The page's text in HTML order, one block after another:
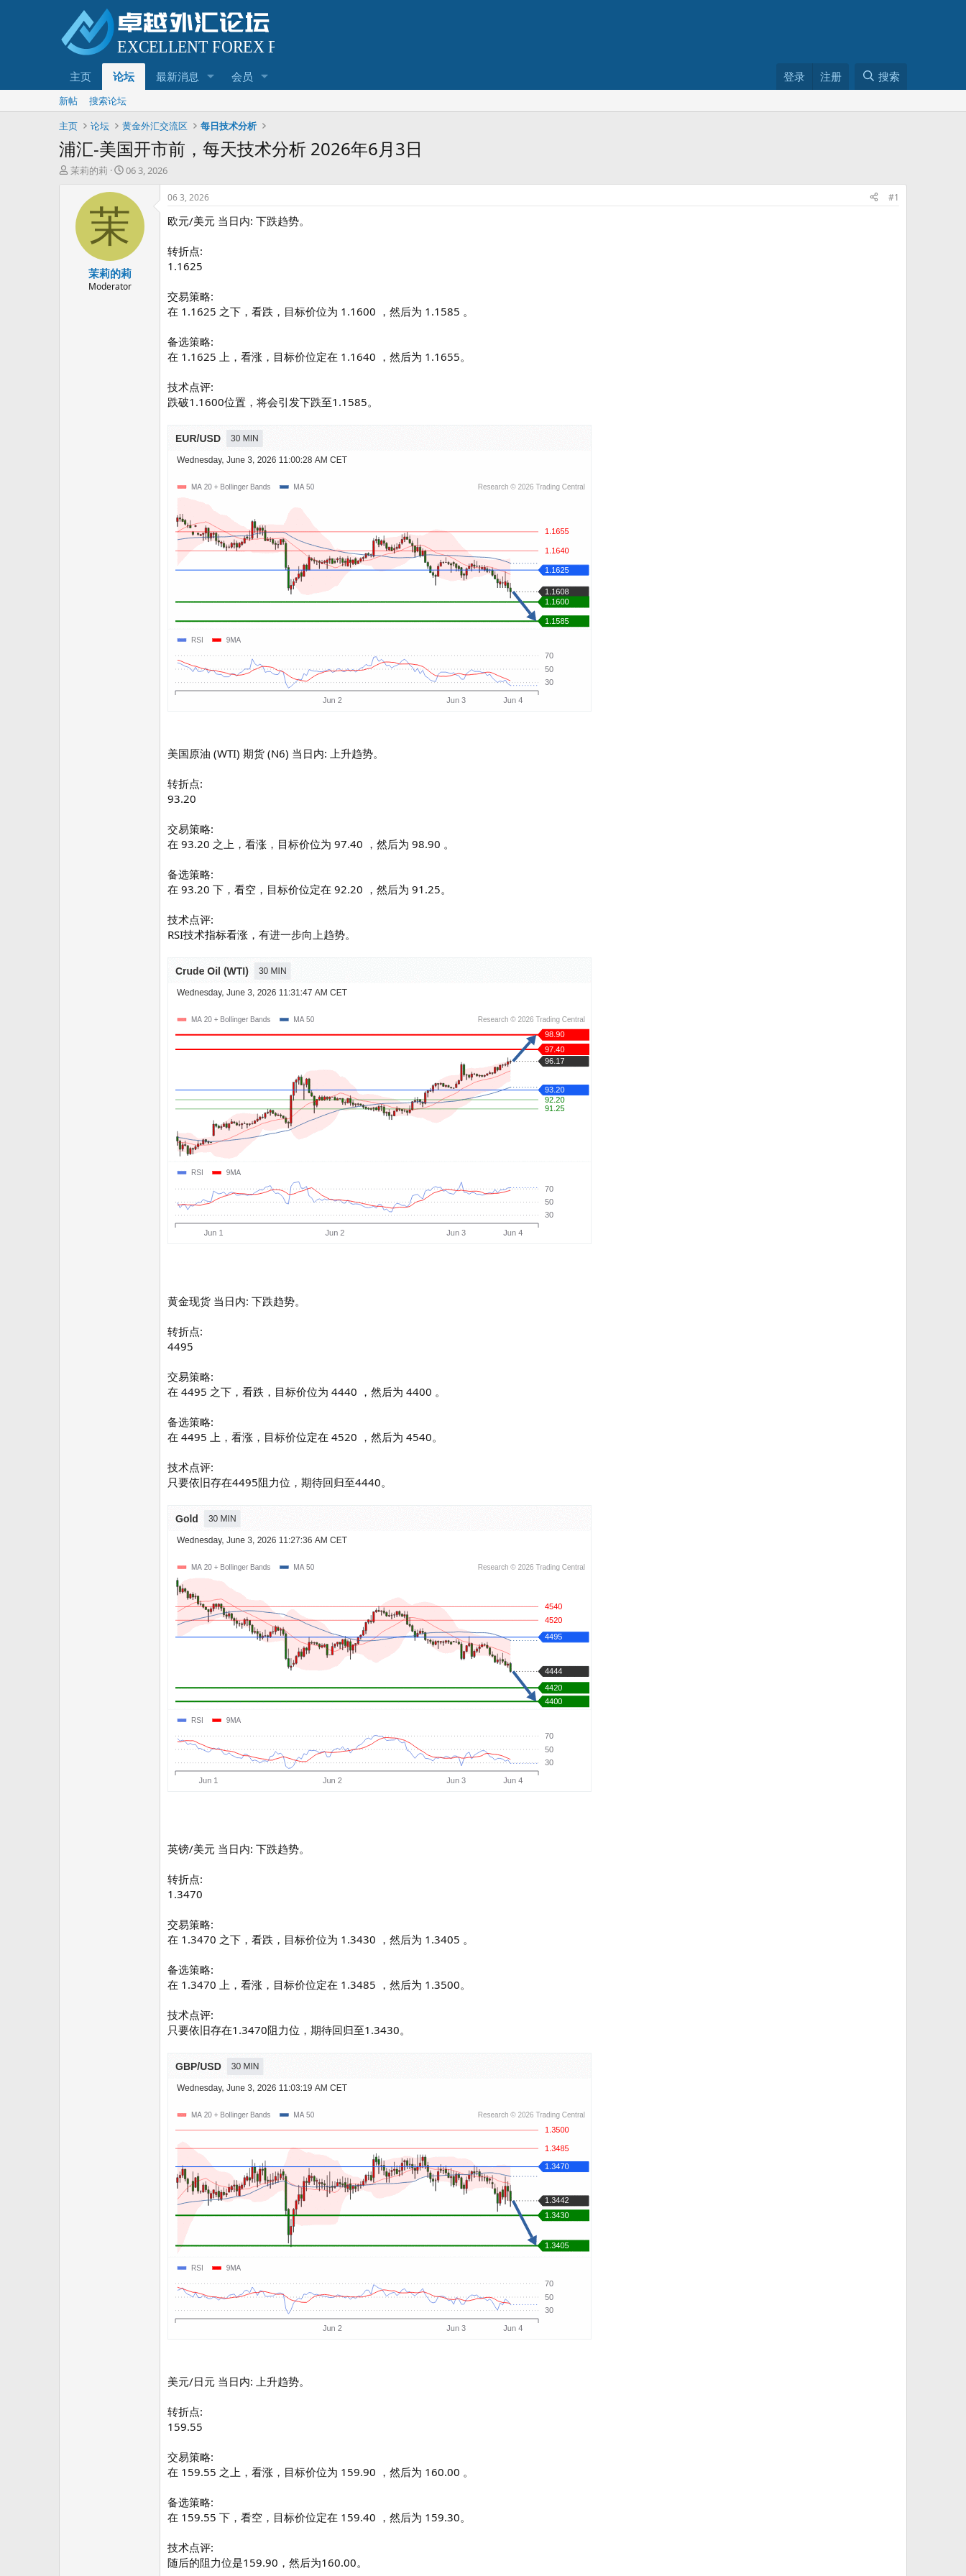
主页 论坛 最新消息 会员 登录 注册 搜索
新帖
搜索论坛
主页
论坛 黄金外汇交流区 每日技术分析
浦汇-美国开市前，每天技术分析 2026年6月3日
主
人
茉莉的莉
开
时
间
06 3, 2026
茉
茉莉的莉
Moderator
06 3, 2026 #1
欧元/美元 当日内: 下跌趋势。
转折点:
1.1625
交易策略:
在 1.1625 之下，看跌，目标价位为 1.1600 ，然后为 1.1585 。
备选策略:
在 1.1625 上，看涨，目标价位定在 1.1640 ，然后为 1.1655。
技术点评:
跌破1.1600位置，将会引发下跌至1.1585。
美国原油 (WTI) 期货 (N6) 当日内: 上升趋势。
转折点:
93.20
交易策略:
在 93.20 之上，看涨，目标价位为 97.40 ，然后为 98.90 。
备选策略:
在 93.20 下，看空，目标价位定在 92.20 ，然后为 91.25。
技术点评:
RSI技术指标看涨，有进一步向上趋势。
黄金现货 当日内: 下跌趋势。
转折点:
4495
交易策略:
在 4495 之下，看跌，目标价位为 4440 ，然后为 4400 。
备选策略:
在 4495 上，看涨，目标价位定在 4520 ，然后为 4540。
技术点评:
只要依旧存在4495阻力位，期待回归至4440。
英镑/美元 当日内: 下跌趋势。
转折点:
1.3470
交易策略:
在 1.3470 之下，看跌，目标价位为 1.3430 ，然后为 1.3405 。
备选策略:
在 1.3470 上，看涨，目标价位定在 1.3485 ，然后为 1.3500。
技术点评:
只要依旧存在1.3470阻力位，期待回归至1.3430。
美元/日元 当日内: 上升趋势。
转折点:
159.55
交易策略:
在 159.55 之上，看涨，目标价位为 159.90 ，然后为 160.00 。
备选策略:
在 159.55 下，看空，目标价位定在 159.40 ，然后为 159.30。
技术点评:
随后的阻力位是159.90，然后为160.00。